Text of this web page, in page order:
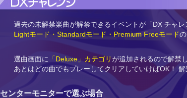
過去の未解禁楽曲が解禁できるイベントが「DX チャレ
Lightモード・Standardモード・Premium Freeモード
選曲画面に 「Deluxe」カテゴリが追加されるので解禁
あとはどの曲でもプレーしてクリアしていけばOK！
センターモニターで選ぶ場合